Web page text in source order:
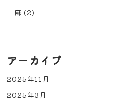
麻 (2)
アーカイブ
2025年11月
2025年3月